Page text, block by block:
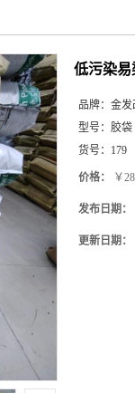
低污染易
品牌： 金发
型号： 胶袋
货号： 179
价格： ￥
发布日期：
更新日期：